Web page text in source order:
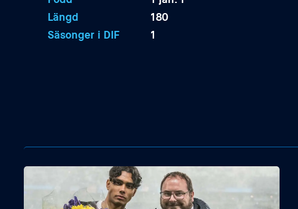
Längd
180
Säsonger i DIF
1